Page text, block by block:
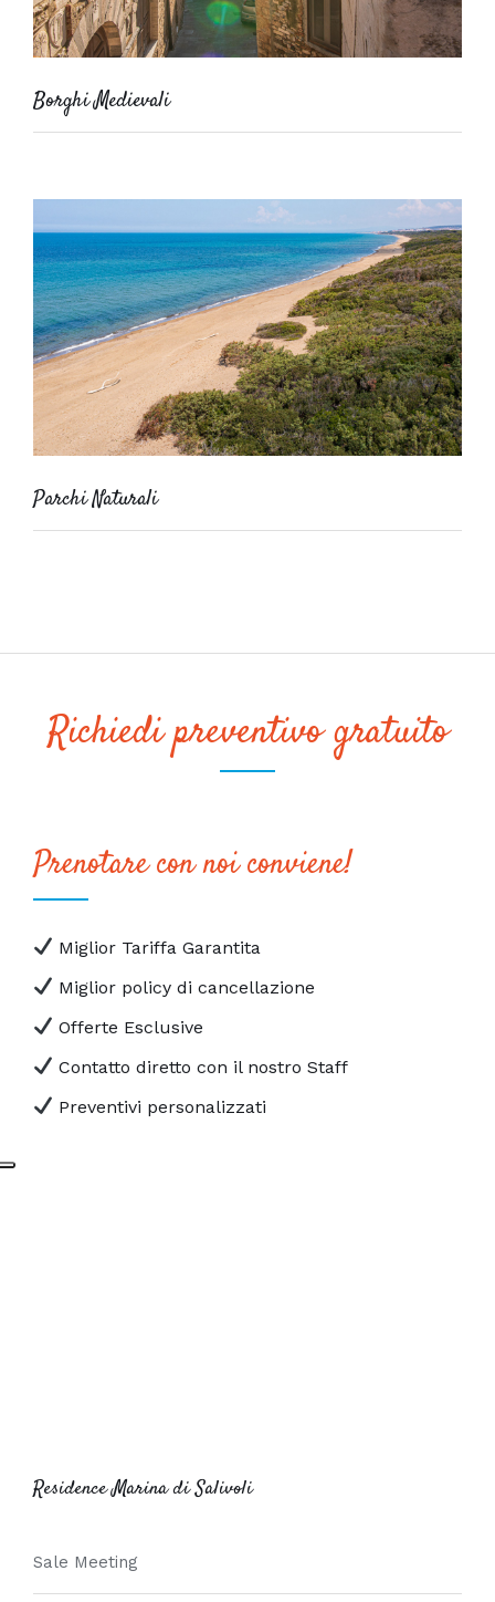
Borghi Medievali
Parchi Naturali
Richiedi preventivo gratuito
Prenotare con noi conviene!
Miglior Tariffa Garantita
Miglior policy di cancellazione
Offerte Esclusive
Contatto diretto con il nostro Staff
Preventivi personalizzati
Residence Marina di Salivoli
Sale Meeting